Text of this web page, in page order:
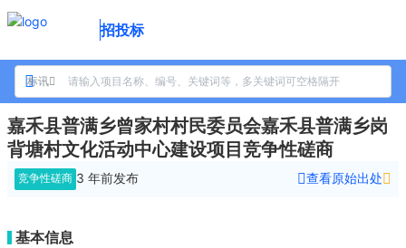
招投标
标讯
嘉禾县普满乡曾家村村民委员会嘉禾县普满乡岗
背塘村文化活动中心建设项目竞争性磋商
竞争性磋商 3 年前发布 查看原始出处
基本信息